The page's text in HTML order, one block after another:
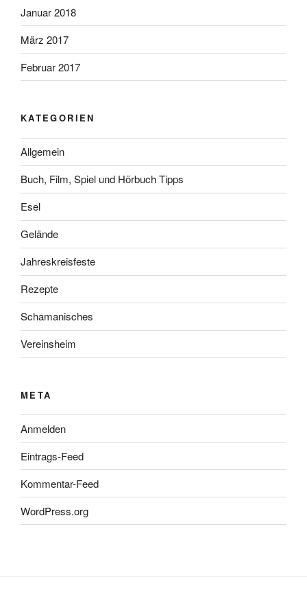
Januar 2018
März 2017
Februar 2017
KATEGORIEN
Allgemein
Buch, Film, Spiel und Hörbuch Tipps
Esel
Gelände
Jahreskreisfeste
Rezepte
Schamanisches
Vereinsheim
META
Anmelden
Eintrags-Feed
Kommentar-Feed
WordPress.org